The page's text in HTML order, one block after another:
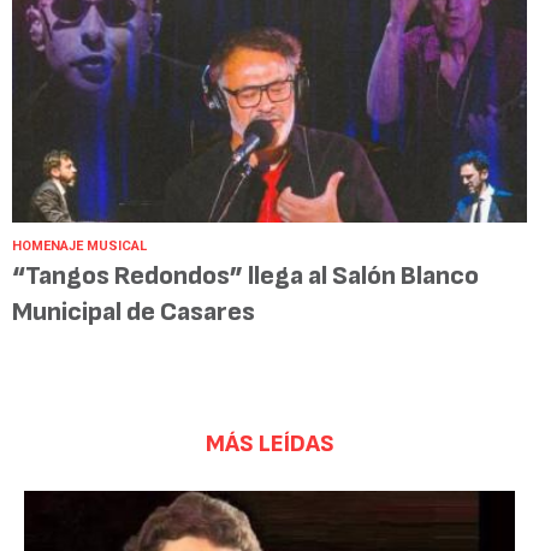
HOMENAJE MUSICAL
“Tangos Redondos” llega al Salón Blanco
Municipal de Casares
MÁS LEÍDAS